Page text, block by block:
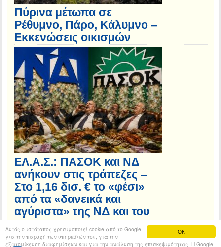
OK
Αυτός ο ιστότοπος χρησιμοποιεί cookie από το Google
για την παροχή των υπηρεσιών του, για την
εξατομίκευση διαφημίσεων και για την ανάλυση της επισκεψιμότητας. Η Google
Πύρινα μέτωπα σε
Ρέθυμνο, Πάρο, Κάλυμνο –
Εκκενώσεις οικισμών
ΕΛ.Α.Σ.: ΠΑΣΟΚ και ΝΔ
ανήκουν στις τράπεζες –
Στο 1,16 δισ. € το «φέσι»
από τα «δανεικά και
αγύριστα» της ΝΔ και του
ΠΑΣΟΚ